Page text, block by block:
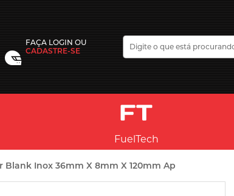
FAÇA LOGIN OU
CADASTRE-SE
FuelTech
Blank Inox 36mm X 8mm X 120mm Ap